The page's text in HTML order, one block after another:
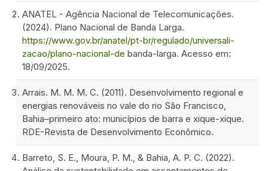
ANATEL - Agência Nacional de Telecomunicações.
(2024). Plano Nacional de Banda Larga.
https://www.gov.br/anatel/pt-br/regulado/universali-
zacao/plano-nacional-de banda-larga. Acesso em:
18/09/2025.
Arrais. M. M. M. C. (2011). Desenvolvimento regional e
energias renováveis no vale do rio São Francisco,
Bahia–primeiro ato: municípios de barra e xique-xique.
RDE-Revista de Desenvolvimento Econômico.
Barreto, S. E., Moura, P. M., & Bahia, A. P. C. (2022).